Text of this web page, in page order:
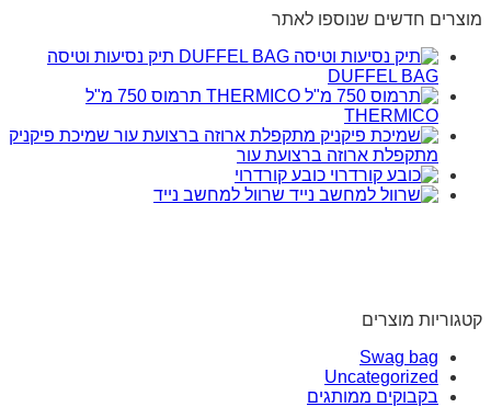
מוצרים חדשים שנוספו לאתר
תיק נסיעות וטיסה
DUFFEL BAG
תרמוס 750 מ"ל
THERMICO
שמיכת פיקניק
מתקפלת ארוזה ברצועת עור
כובע קורדרוי
שרוול למחשב נייד
קטגוריות מוצרים
Swag bag
Uncategorized
בקבוקים ממותגים